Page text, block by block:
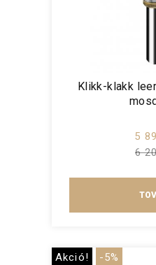
Klikk-klakk
5
6
Akció! -5%